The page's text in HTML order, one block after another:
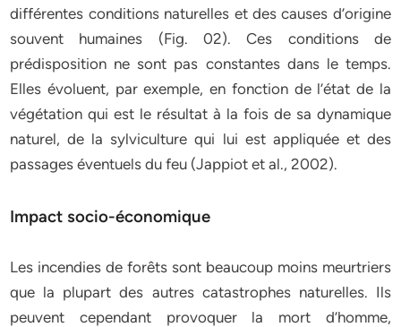
différentes conditions naturelles et des causes d’origine
souvent humaines (Fig. 02). Ces conditions de
prédisposition ne sont pas constantes dans le temps.
Elles évoluent, par exemple, en fonction de l’état de la
végétation qui est le résultat à la fois de sa dynamique
naturel, de la sylviculture qui lui est appliquée et des
passages éventuels du feu (Jappiot et al., 2002).
Impact socio-économique
Les incendies de forêts sont beaucoup moins meurtriers
que la plupart des autres catastrophes naturelles. Ils
peuvent cependant provoquer la mort d’homme,